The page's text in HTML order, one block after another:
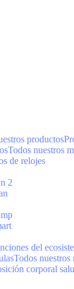
productos
Todos nuestros
de relojes
2
del
Todos nuestros
corporal